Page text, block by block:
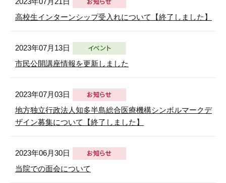
高校生インターンシップ受入れについて【終了しました】
2023年07月13日
市民公開講座情報を更新しました
2023年07月03日
地方独立行政法人知多半島総合医療機構シンボルマークデ
ザイン募集について【終了しました】
2023年06月30日
当院での面会について